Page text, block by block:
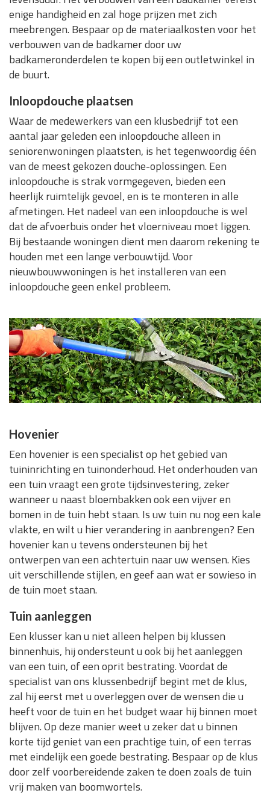
enige handigheid en zal hoge prijzen met zich
meebrengen. Bespaar op de materiaalkosten voor het
verbouwen van de badkamer door uw
badkameronderdelen te kopen bij een outletwinkel in
de buurt.
Inloopdouche plaatsen
Waar de medewerkers van een klusbedrijf tot een
aantal jaar geleden een inloopdouche alleen in
seniorenwoningen plaatsten, is het tegenwoordig één
van de meest gekozen douche-oplossingen. Een
inloopdouche is strak vormgegeven, bieden een
heerlijk ruimtelijk gevoel, en is te monteren in alle
afmetingen. Het nadeel van een inloopdouche is wel
dat de afvoerbuis onder het vloerniveau moet liggen.
Bij bestaande woningen dient men daarom rekening te
houden met een lange verbouwtijd. Voor
nieuwbouwwoningen is het installeren van een
inloopdouche geen enkel probleem.
Hovenier
Een hovenier is een specialist op het gebied van
tuininrichting en tuinonderhoud. Het onderhouden van
een tuin vraagt een grote tijdsinvestering, zeker
wanneer u naast bloembakken ook een vijver en
bomen in de tuin hebt staan. Is uw tuin nu nog een kale
vlakte, en wilt u hier verandering in aanbrengen? Een
hovenier kan u tevens ondersteunen bij het
ontwerpen van een achtertuin naar uw wensen. Kies
uit verschillende stijlen, en geef aan wat er sowieso in
de tuin moet staan.
Tuin aanleggen
Een klusser kan u niet alleen helpen bij klussen
binnenhuis, hij ondersteunt u ook bij het aanleggen
van een tuin, of een oprit bestrating. Voordat de
specialist van ons klussenbedrijf begint met de klus,
zal hij eerst met u overleggen over de wensen die u
heeft voor de tuin en het budget waar hij binnen moet
blijven. Op deze manier weet u zeker dat u binnen
korte tijd geniet van een prachtige tuin, of een terras
met eindelijk een goede bestrating. Bespaar op de klus
door zelf voorbereidende zaken te doen zoals de tuin
vrij maken van boomwortels.